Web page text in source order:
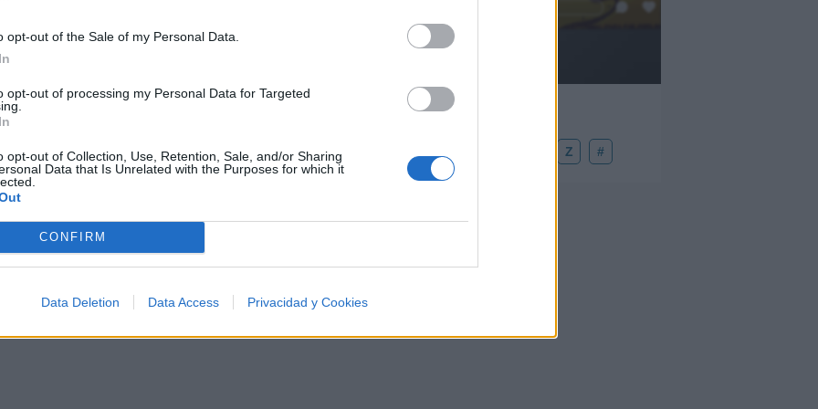
opt-out of the Sale of my Personal Data.
opt-out of processing my Personal Data for Targeted
opt-out of Collection, Use, Retention, Sale, and/or Sharing
Data that Is Unrelated with the Purposes for which it
CONFIRM
Data Deletion Data Access Privacidad y Cookies
al firmamento y siente la gravedad cero. 💾 ¡Guarda
esta colección para tu próxima noche estrellada!
I J K L M N O P Q R S Z #